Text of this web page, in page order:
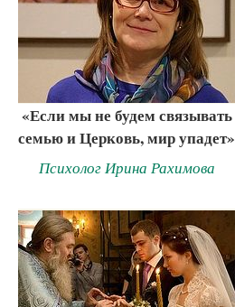
«Если мы не будем связывать
семью и Церковь, мир упадет»
Психолог Ирина Рахимова